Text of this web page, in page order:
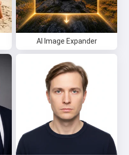
AI Image Expander